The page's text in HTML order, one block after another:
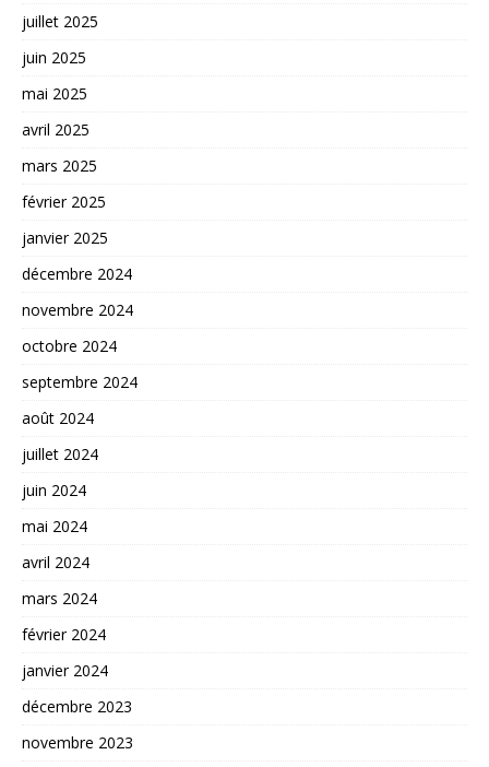
juillet 2025
juin 2025
mai 2025
avril 2025
mars 2025
février 2025
janvier 2025
décembre 2024
novembre 2024
octobre 2024
septembre 2024
août 2024
juillet 2024
juin 2024
mai 2024
avril 2024
mars 2024
février 2024
janvier 2024
décembre 2023
novembre 2023